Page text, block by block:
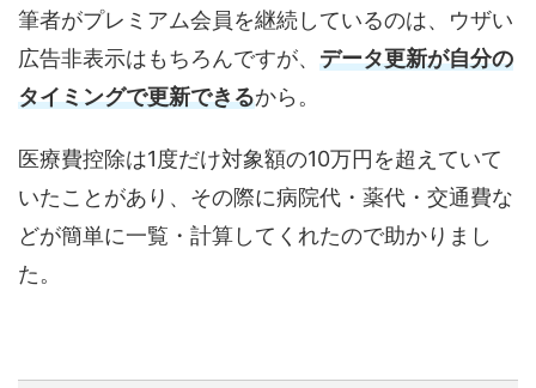
筆者がプレミアム会員を継続しているのは、ウザい
広告非表示はもちろんですが、 データ更新が自分の
タイミングで更新できるから。
医療費控除は1度だけ対象額の10万円を超えていて
いたことがあり、その際に病院代・薬代・交通費な
どが簡単に一覧・計算してくれたので助かりまし
た。